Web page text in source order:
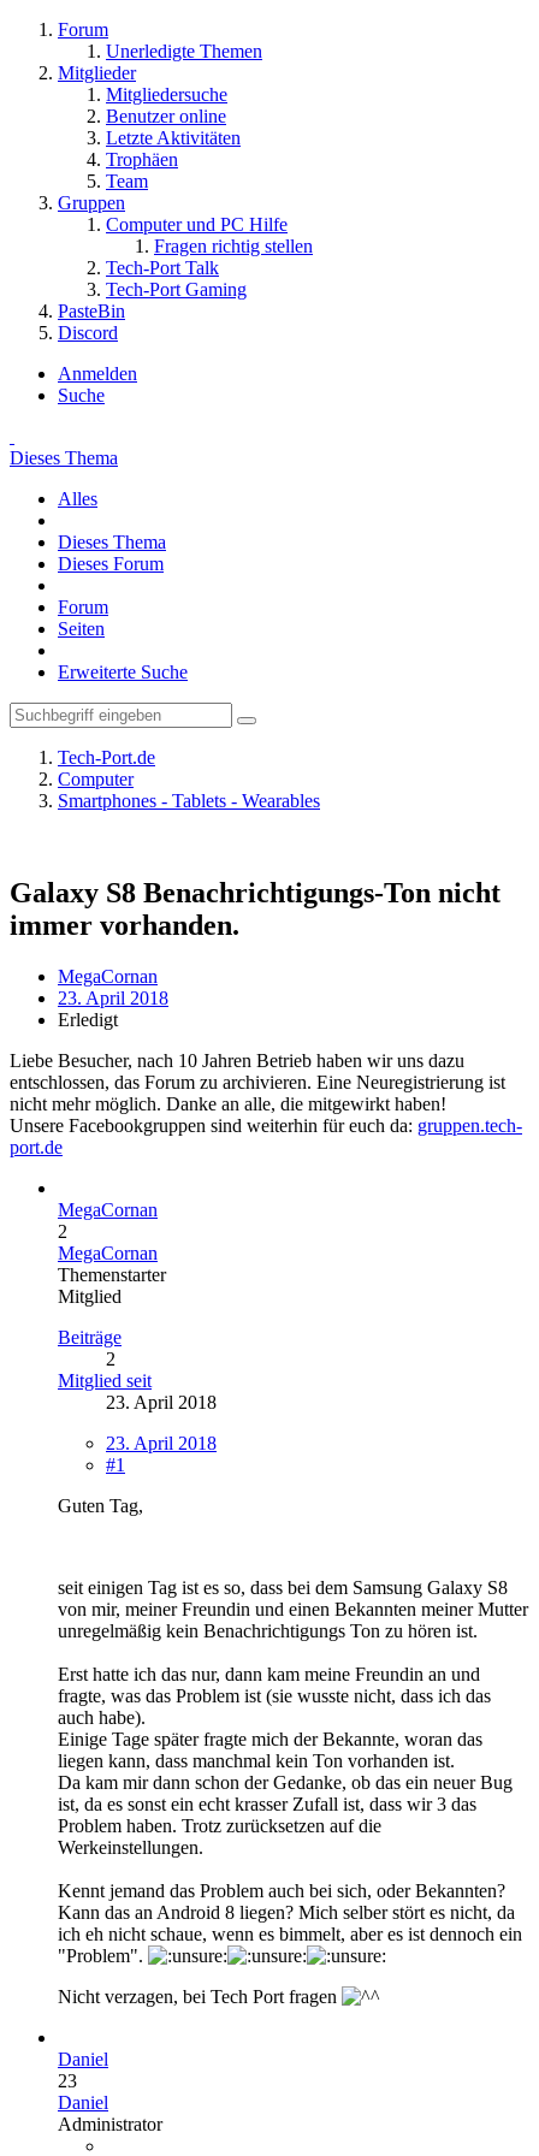
Forum
Unerledigte Themen
Mitglieder
Mitgliedersuche
Benutzer online
Letzte Aktivitäten
Trophäen
Team
Gruppen
Computer und PC Hilfe
Fragen richtig stellen
Tech-Port Talk
Tech-Port Gaming
PasteBin
Discord
Anmelden
Suche
Dieses Thema
Alles
Dieses Thema
Dieses Forum
Forum
Seiten
Erweiterte Suche
Tech-Port.de
Computer
Smartphones - Tablets - Wearables
Galaxy S8 Benachrichtigungs-Ton nicht
immer vorhanden.
MegaCornan
23. April 2018
Erledigt
Liebe Besucher, nach 10 Jahren Betrieb haben wir uns dazu
entschlossen, das Forum zu archivieren. Eine Neuregistrierung ist
nicht mehr möglich. Danke an alle, die mitgewirkt haben!
Unsere Facebookgruppen sind weiterhin für euch da: gruppen.tech-
port.de
MegaCornan
2
MegaCornan
Themenstarter
Mitglied
Beiträge
2
Mitglied seit
23. April 2018
23. April 2018
#1
Guten Tag,
seit einigen Tag ist es so, dass bei dem Samsung Galaxy S8
von mir, meiner Freundin und einen Bekannten meiner Mutter
unregelmäßig kein Benachrichtigungs Ton zu hören ist.
Erst hatte ich das nur, dann kam meine Freundin an und
fragte, was das Problem ist (sie wusste nicht, dass ich das
auch habe).
Einige Tage später fragte mich der Bekannte, woran das
liegen kann, dass manchmal kein Ton vorhanden ist.
Da kam mir dann schon der Gedanke, ob das ein neuer Bug
ist, da es sonst ein echt krasser Zufall ist, dass wir 3 das
Problem haben. Trotz zurücksetzen auf die
Werkeinstellungen.
Kennt jemand das Problem auch bei sich, oder Bekannten?
Kann das an Android 8 liegen? Mich selber stört es nicht, da
ich eh nicht schaue, wenn es bimmelt, aber es ist dennoch ein
"Problem".
Nicht verzagen, bei Tech Port fragen
Daniel
23
Daniel
Administrator